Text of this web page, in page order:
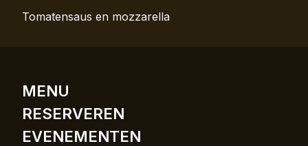
Tomatensaus en mozzarella
MENU
RESERVEREN
EVENEMENTEN